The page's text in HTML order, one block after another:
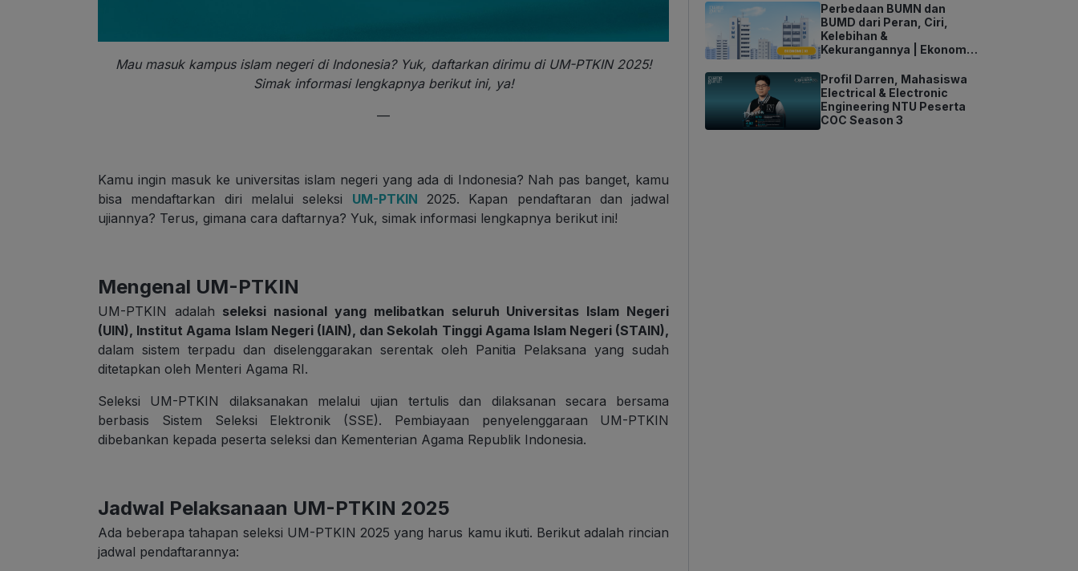
Mau masuk kampus islam negeri di Indonesia? Yuk, daftarkan dirimu di UM-PTKIN 2025!
Simak informasi lengkapnya berikut ini, ya!
—
Kamu ingin masuk ke universitas islam negeri yang ada di Indonesia? Nah pas banget, kamu
bisa mendaftarkan diri melalui seleksi UM-PTKIN 2025. Kapan pendaftaran dan jadwal
ujiannya? Terus, gimana cara daftarnya? Yuk, simak informasi lengkapnya berikut ini!
Mengenal UM-PTKIN
UM-PTKIN adalah seleksi nasional yang melibatkan seluruh Universitas Islam Negeri
(UIN), Institut Agama Islam Negeri (IAIN), dan Sekolah Tinggi Agama Islam Negeri (STAIN),
dalam sistem terpadu dan diselenggarakan serentak oleh Panitia Pelaksana yang sudah
ditetapkan oleh Menteri Agama RI.
Seleksi UM-PTKIN dilaksanakan melalui ujian tertulis dan dilaksanan secara bersama
berbasis Sistem Seleksi Elektronik (SSE). Pembiayaan penyelenggaraan UM-PTKIN
dibebankan kepada peserta seleksi dan Kementerian Agama Republik Indonesia.
Jadwal Pelaksanaan UM-PTKIN 2025
Ada beberapa tahapan seleksi UM-PTKIN 2025 yang harus kamu ikuti. Berikut adalah rincian
jadwal pendaftarannya:
Perbedaan BUMN dan
BUMD dari Peran, Ciri,
Kelebihan &
Kekurangannya | Ekonomi
Profil Darren, Mahasiswa
Electrical & Electronic
Engineering NTU Peserta
COC Season 3